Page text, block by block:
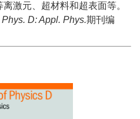
激元、超材料和超表面等。
Phys. D: Appl. Phys.期刊编